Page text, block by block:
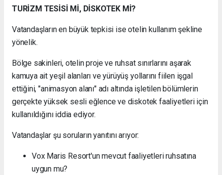
TURİZM TESİSİ Mİ, DİSKOTEK Mİ?
Vatandaşların en büyük tepkisi ise otelin kullanım şekline
yönelik.
Bölge sakinleri, otelin proje ve ruhsat sınırlarını aşarak
kamuya ait yeşil alanları ve yürüyüş yollarını fiilen işgal
ettiğini, "animasyon alanı" adı altında işletilen bölümlerin
gerçekte yüksek sesli eğlence ve diskotek faaliyetleri için
kullanıldığını iddia ediyor.
Vatandaşlar şu soruların yanıtını arıyor:
Vox Maris Resort'un mevcut faaliyetleri ruhsatına
uygun mu?